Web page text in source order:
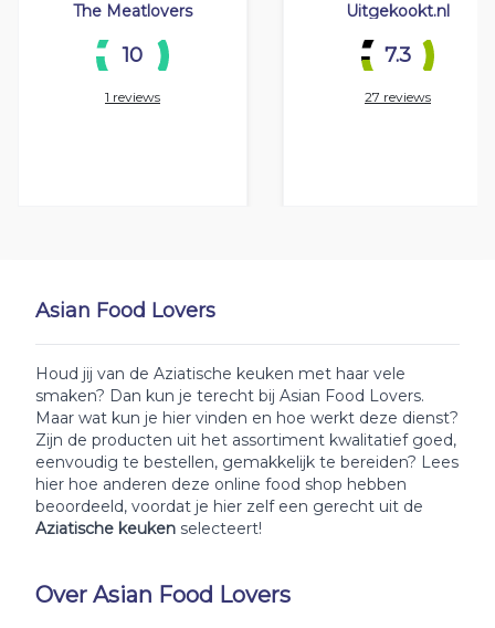
Asian Food Lovers
Houd jij van de Aziatische keuken met haar vele
smaken? Dan kun je terecht bij Asian Food Lovers.
Maar wat kun je hier vinden en hoe werkt deze dienst?
Zijn de producten uit het assortiment kwalitatief goed,
eenvoudig te bestellen, gemakkelijk te bereiden? Lees
hier hoe anderen deze online food shop hebben
beoordeeld, voordat je hier zelf een gerecht uit de
Aziatische keuken selecteert!
Over Asian Food Lovers
The Meatlovers
10
1 reviews
Uitgekookt.nl
7.3
27 reviews